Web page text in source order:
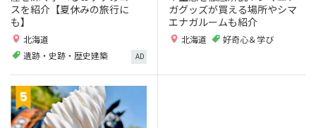
スを紹介【夏休みの旅行に
も】
北海道
遺跡・史跡・歴史建築
AD
ガグッズが買える場所やシマ
エナガルームも紹介
北海道 好奇心＆学び